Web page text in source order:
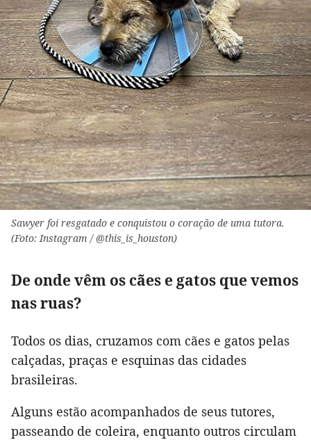
Sawyer foi resgatado e conquistou o coração de uma tutora.
(Foto: Instagram / @this_is_houston)
De onde vêm os cães e gatos que vemos
nas ruas?
Todos os dias, cruzamos com cães e gatos pelas
calçadas, praças e esquinas das cidades
brasileiras.
Alguns estão acompanhados de seus tutores,
passeando de coleira, enquanto outros circulam